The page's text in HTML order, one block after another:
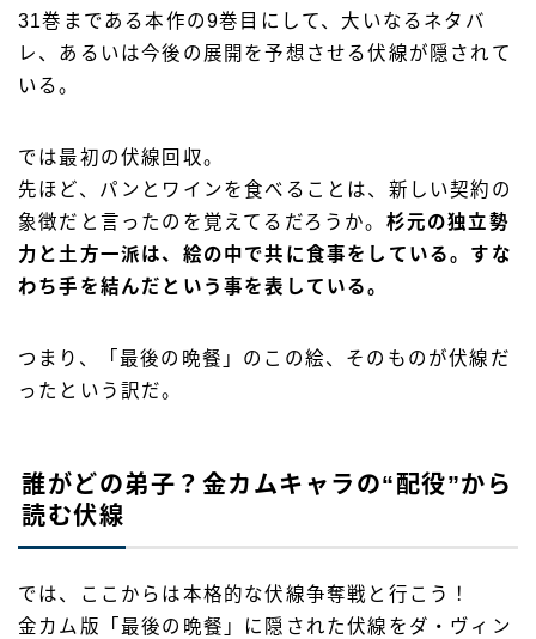
31巻まである本作の9巻目にして、大いなるネタバ
レ、あるいは今後の展開を予想させる伏線が隠されて
いる。
では最初の伏線回収。
先ほど、パンとワインを食べることは、新しい契約の
象徴だと言ったのを覚えてるだろうか。 杉元の独立勢
力と土方一派は、絵の中で共に食事をしている。すな
わち手を結んだという事を表している。
つまり、「最後の晩餐」のこの絵、そのものが伏線だ
ったという訳だ。
誰がどの弟子？金カムキャラの“配役”から
読む伏線
では、ここからは本格的な伏線争奪戦と行こう！
金カム版「最後の晩餐」に隠された伏線をダ・ヴィン